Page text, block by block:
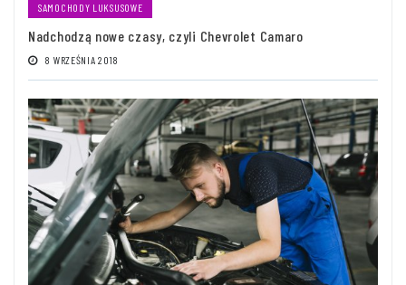
SAMOCHODY LUKSUSOWE
Nadchodzą nowe czasy, czyli Chevrolet Camaro
8 WRZEŚNIA 2018